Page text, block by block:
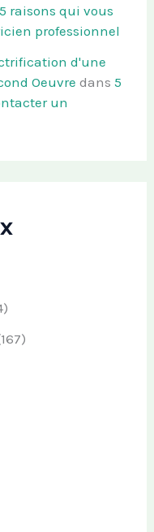
5 raisons qui vous
professionnel
d'une
Oeuvre dans5
un